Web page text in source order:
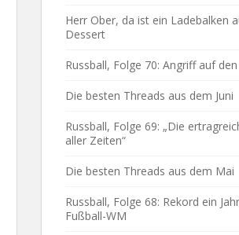
Herr Ober, da ist ein Ladebalken
Dessert
Russball, Folge 70: Angriff auf
Die besten Threads aus dem Juni
Russball, Folge 69: „Die
aller Zeiten“
Die besten Threads aus dem Mai
Russball, Folge 68: Rekord ein
Fußball-WM